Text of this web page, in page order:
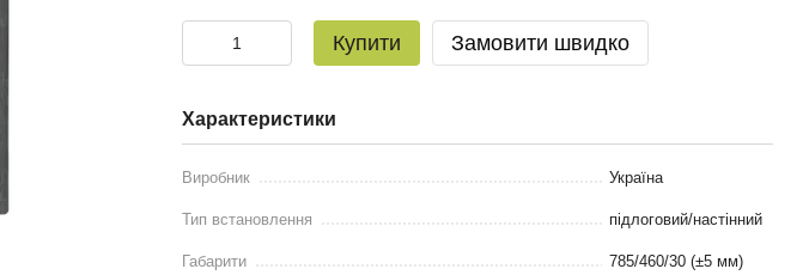
Купити Замовити швидко
Характеристики
Виробник Україна
Тип встановлення підлоговий/настінний
Габарити 785/460/30 (±5 мм)